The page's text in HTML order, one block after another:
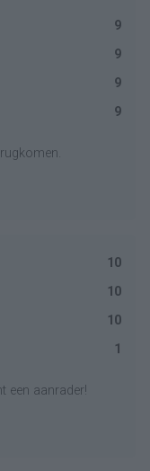
9
9
9
9
10
10
10
1
een aanrader!